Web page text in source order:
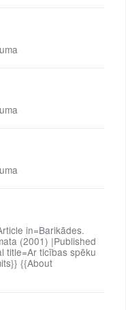
in=Barikādes.
(2001) |Published
title=Ar ticības spēku
{{About